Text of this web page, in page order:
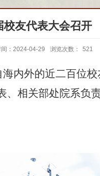
校友代表大会召开
：2024-04-29 浏览次数： 521
内外的近二百位校
相关部处院系负